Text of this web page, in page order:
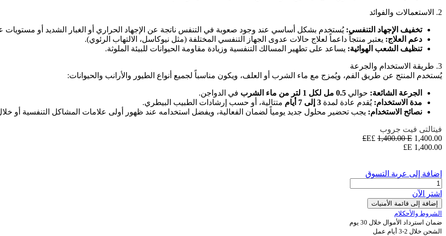
2. الاستعمالات والفوائد
تخفيف الإجهاد التنفسي: يُستخدم بشكل أساسي عند وجود صعوبة في التنفس ناتجة عن الإجهاد الحراري أو الغبار الشديد أو مستويات
دعم العلاج: يعتبر منتجاً داعماً لعلاج حالات عدوى الجهاز التنفسي المختلفة (مثل نيوكاسل، الالتهاب الرئوي).
تنظيف الشعب الهوائية: يساعد على تطهير المسالك التنفسية وزيادة مقاومة الحيوانات للبيئة الملوثة.
3. طريقة الاستخدام والجرعة
يُستخدم المنتج عن طريق الفم، ويُمزج مع ماء الشرب أو العلف، ويكون مناسباً لجميع أنواع الطيور والأرانب والحيوانات:
الجرعة الشائعة: حوالي 0.5 مل لكل 1 لتر من ماء الشرب
في الدواجن.
مدة الاستخدام: يُقدم عادة لمدة 3 إلى 7 أيام
متتالية، أو حسب إرشادات الطبيب البيطري.
نصائح الاستخدام: يجب تحضير محلول جديد يومياً لضمان الفعالية، ويفضل استخدامه عند ظهور أولى علامات المشاكل التنفسية أو
فيتالتى فيت جروب
1,400.00
1,400.00E£
1,400.00
إضافة إلى عربة التسوق
اشترِ الآن
إضافة إلى قائمة الأمنيات
الشروط والأحكلام
ضمان استرداد الأموال خلال 30 يوم
الشحن خلال 2-3 أيام عمل